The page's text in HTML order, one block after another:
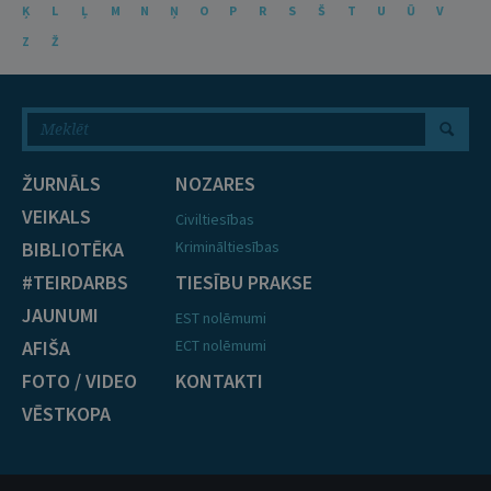
Ķ
L Ļ M N Ņ O P R S Š T U Ū
V
Z
Ž
ŽURNĀLS
VEIKALS
BIBLIOTĒKA
#TEIRDARBS
JAUNUMI
AFIŠA
FOTO / VIDEO
VĒSTKOPA
NOZARES
Civiltiesības
Krimināltiesības
TIESĪBU PRAKSE
EST nolēmumi
ECT nolēmumi
KONTAKTI